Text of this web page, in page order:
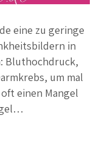
eine zu geringe
in
Bluthochdruck,
um mal
einen Mangel